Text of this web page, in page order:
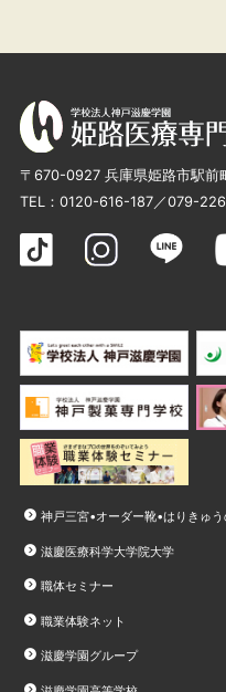
〒670-0927 兵庫県姫路市駅前
TEL： 0120-616-187／079-
神戸三宮•オーダー靴•はりきゅ
滋慶医療科学大学院大学
職体セミナー
職業体験ネット
滋慶学園グループ